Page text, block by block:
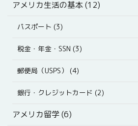
アメリカ生活の基本 (12)
パスポート (3)
税金・年金・SSN (3)
郵便局（USPS） (4)
銀行・クレジットカード (2)
アメリカ留学 (6)